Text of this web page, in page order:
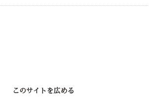
このサイトを広める